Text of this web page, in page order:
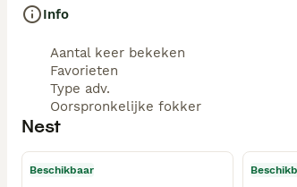
Info
Aantal keer bekeken
Favorieten
Type adv.
Oorspronkelijke fokker
Nest
Beschikbaar